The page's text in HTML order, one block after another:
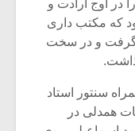
در اوج ارادت و
که مکتب داری
گرفت و در سخت
سنتور استاد
همدلی در